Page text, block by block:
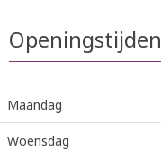
Openingstijden
Maandag
Woensdag